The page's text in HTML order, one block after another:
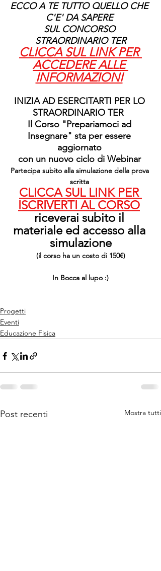
ECCO A TE TUTTO QUELLO CHE
C'E' DA SAPERE
SUL CONCORSO
STRAORDINARIO TER
CLICCA SUL LINK PER
ACCEDERE ALLE
INFORMAZIONI
INIZIA AD ESERCITARTI PER LO
STRAORDINARIO TER
Il Corso "Prepariamoci ad
Insegnare" sta per essere
aggiornato
con un nuovo ciclo di Webinar
Partecipa subito alla simulazione della prova
scritta
CLICCA SUL LINK PER
ISCRIVERTI AL CORSO
riceverai subito il
materiale ed accesso alla
simulazione
(il corso ha un costo di 150€)
In Bocca al lupo :)
Progetti
Eventi
Educazione Fisica
Post recenti Mostra tutti